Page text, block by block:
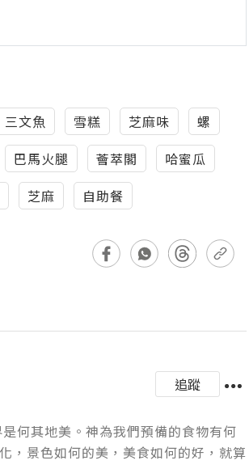
三文魚 雪糕 芝麻味
螺
巴馬火腿 薈萃閣
哈蜜瓜
芝麻 自助餐
追蹤
何其地美。神為我們預備的食物有何
，景色如何的美，美食如何的好，就算